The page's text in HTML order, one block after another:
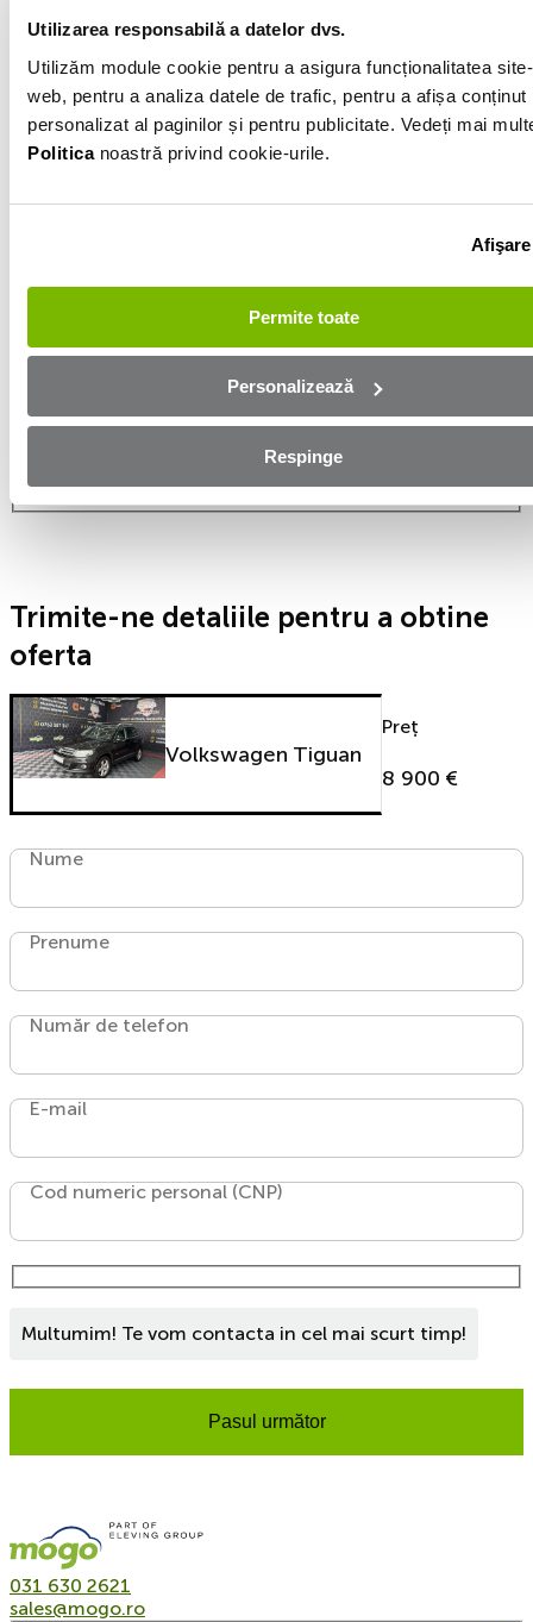
Utilizarea responsabilă a datelor dvs.
Utilizăm module cookie pentru a asigura funcționalitatea
web, pentru a analiza datele de trafic, pentru a afișa conținut
personalizat al paginilor și pentru publicitate. Vedeți mai
Politicanoastră privind cookie-urile.
Afişare
Permite toate
Personalizează
Respinge
Informatiile vanzatorului
0761257480
Afișează numărul
Aplică online și bucură-te de
aprobare rapidă!
formularul de mai jos și te contactăm in cel mai scurt
Trimite-ne detaliile pentru a obtine
oferta
Volkswagen Tiguan
Preț
8 900 €
Nume
Prenume
Număr de telefon
E-mail
Cod numeric personal (CNP)
Multumim! Te vom contacta in cel mai scurt timp!
Pasul următor
031 630 2621
sales@mogo.ro